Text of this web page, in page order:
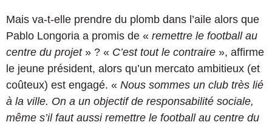
Mais va-t-elle prendre du plomb dans l’aile alors que
Pablo Longoria a promis de « remettre le football au
centre du projet» ? « C’est tout le contraire », affirme
le jeune président, alors qu’un mercato ambitieux (et
coûteux) est engagé. « Nous sommes un club très lié
à la ville. On a un objectif de responsabilité sociale,
même s’il faut aussi remettre le football au centre du